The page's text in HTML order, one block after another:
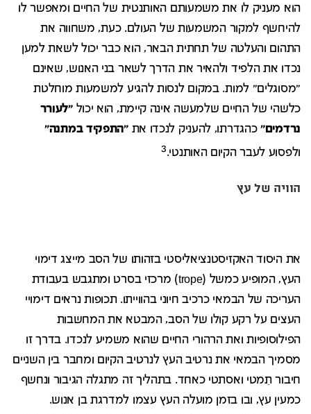
הוא מעניק לו את משמעותם האותנטית של החיים ומאפשר לו
להיחשף למקור המשמעות של העולם. כעת, משחווה את
התהום והעלטה של תחתית הבאר, הוא כבר יכול לשאת למען
נכדו את הלפיד ולהאיר את הדרך לשאר בני האנוש, שאינם
"מסוגלים" למות. במקום לנסות להגיע למשמעות מוחלטת
כלשהי של החיים שלמעשה אינה קיימת, הוא יכול"לעורר
נרדמים"כהגדרתו, להעניק לנכדו את"התפקיד במתנה"
ולפסוע לעבר הקיום האותנטי.3
הוויה של עץ
את היסוד האקזיסטנציאליסטי בזהותו של הסב מייצג דימוי
העץ, המופיע כמשל (trope) מרכזי בסרט ומתגבש בעבודת
העריכה של הבמאי כרכיב חיוני בהווייתו. תכופות נראים דימויי
העצים על רקע קולו של הסב, המבטא את המחשבות
הפילוסופיות ואת הרהורי החיים שהוא משמיע לנכדו. בדרך זו
מסמיך הבמאי את נרטיב העץ לנרטיב הקיום ומחבר בין השניים
חיבור תֵמטי ואסתטי כאחד. בתהליך זה מתגלה הגיבור ונחשף
כמעין עץ, ובו בזמן מועלה העץ עצמו למדרגת בן אנוש.